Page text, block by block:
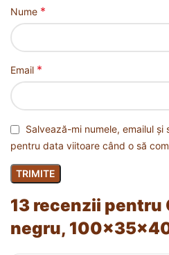
13 recenzii pentru
negru,
Nume *
Email *
Salvează-mi numele, emailul
pentru data viitoare când o să